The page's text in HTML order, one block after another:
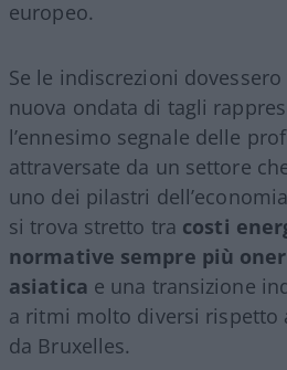
europeo.
Se le indiscrezioni
nuova ondata di tagli
l’ennesimo segnale delle
attraversate da un settore
uno dei pilastri
si trova stretto tra costi
normative sempre più
asiatica e una transizione
a ritmi molto diversi rispetto
da Bruxelles.